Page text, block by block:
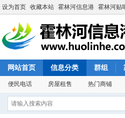
设为首页 收藏本站 霍林河信息港 霍林河贴
网站首页 信息分类 群组
便民电话 房屋租售 热门商铺